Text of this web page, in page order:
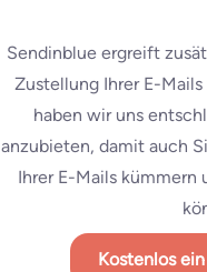
Sendinblue ergreift
Zustellung Ihrer E-
haben wir uns
anzubieten, damit auch
Ihrer E-Mails kümmern
Kostenlos